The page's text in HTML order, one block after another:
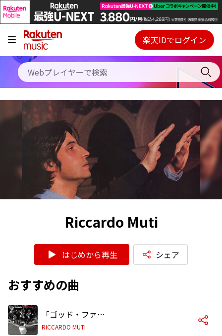
キャンペーン
料金プラン
使い方
初回30日間無料お試し
Webプレイヤー
ご契約内容の確認・変更
楽天IDでログイン
Riccardo Muti
はじめから再生 シェア
おすすめの曲
「ゴッド・ファーザー Part II」〜エンド・タイトル
RICCARDO MUTI